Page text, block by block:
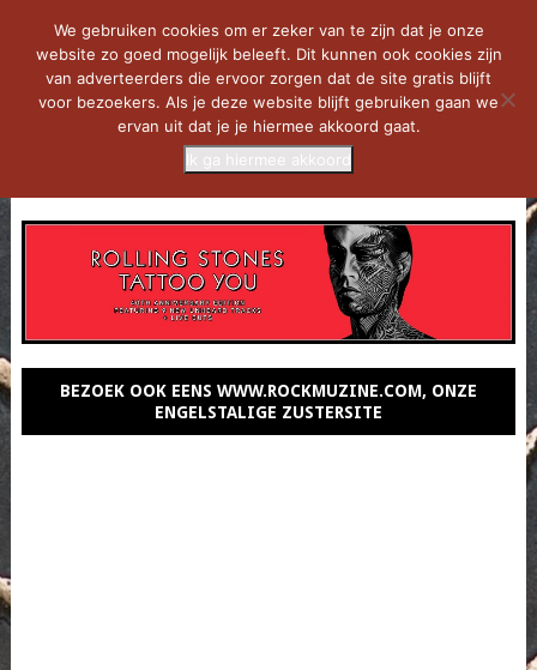
BEZOEK OOK EENS WWW.ROCKMUZINE.COM, ONZE
ENGELSTALIGE ZUSTERSITE
We gebruiken cookies om er zeker van te zijn dat je onze
website zo goed mogelijk beleeft. Dit kunnen ook cookies zijn
van adverteerders die ervoor zorgen dat de site gratis blijft
voor bezoekers. Als je deze website blijft gebruiken gaan we
ervan uit dat je je hiermee akkoord gaat.
Ik ga hiermee akkoord